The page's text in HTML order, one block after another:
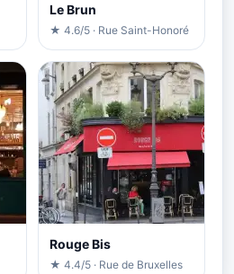
Le Brun
★ 4.6/5 · Rue Saint-Honoré
Rouge Bis
★ 4.4/5 · Rue de Bruxelles